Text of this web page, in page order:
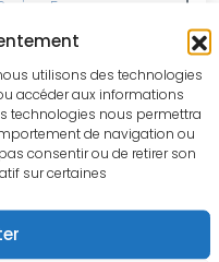
utilisons des technologies
accéder aux informations
technologies nous permettra
de navigation ou
consentir ou de retirer son
sur certaines
- France
Président
Obert Laurent
2025